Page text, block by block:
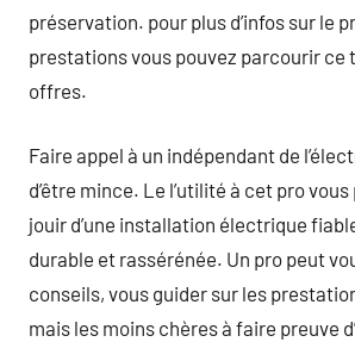
préservation. pour plus d’infos sur le
prestations vous pouvez parcourir ce
offres.
Faire appel à un indépendant de
d’être mince. Le l’utilité à cet pro
jouir d’une installation électrique
durable et rassérénée. Un pro peut
conseils, vous guider sur les
mais les moins chères à faire preuve